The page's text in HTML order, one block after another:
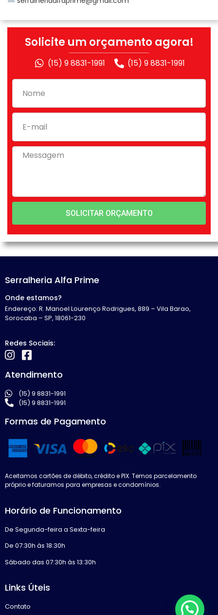
Solicite um orçamento agora!
(15) 9 8831-1991 (15) 9 8831-1991
SOLICITAR ORÇAMENTO
Serralheria Alfa Prime
Onde estamos?
Endereço: R. Manoel Lourenço Rodrigues, 889 – Vila Barao,
Sorocaba – SP, 18061-230
Redes Sociais:
Atendimento
(15) 9 8831-1991
(15) 9 8831-1991
Formas de Pagamento
Aceitamos cartões de débito, crédito e PIX. Temos parcelamento
próprio e faturamos para empresas e condomínios.
Horário de Funcionamento
De Segunda-feira a Sexta-feira
De 07:30h às 18:30h
Sábado das 07:30h às 13:30h
Links Úteis
Contato